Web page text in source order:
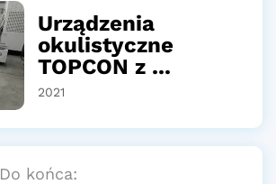
Urządzenia
okulistyczne
TOPCON z ...
2021
Do końca: